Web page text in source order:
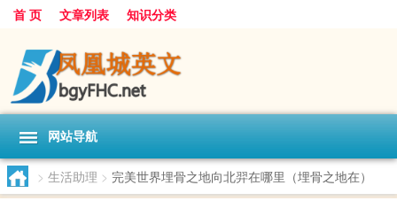
首 页 文章列表 知识分类
网站导航
> 生活助理 > 完美世界埋骨之地向北羿在哪里（埋骨之地在）